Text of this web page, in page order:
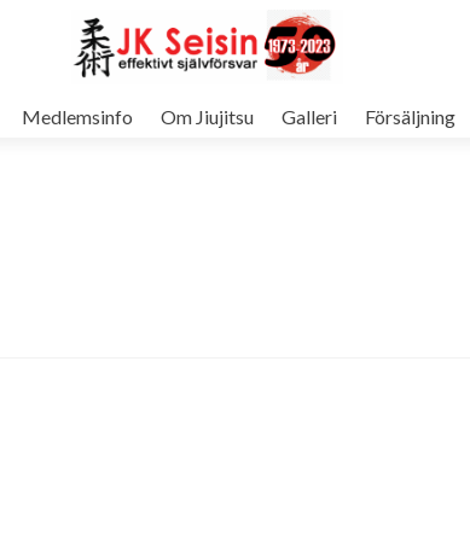
Medlemsinfo Om Jiujitsu Galleri Försäljning